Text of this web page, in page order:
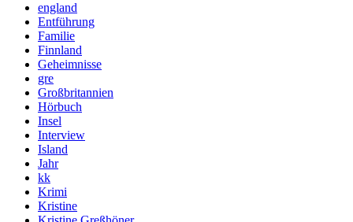
england
Entführung
Familie
Finnland
Geheimnisse
gre
Großbritannien
Hörbuch
Insel
Interview
Island
Jahr
kk
Krimi
Kristine